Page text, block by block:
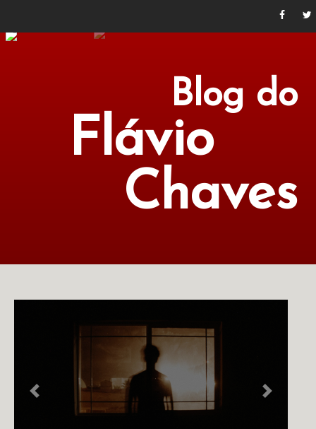
Blog do
Flávio
Chaves
NOTÍCIAS
Previous Next